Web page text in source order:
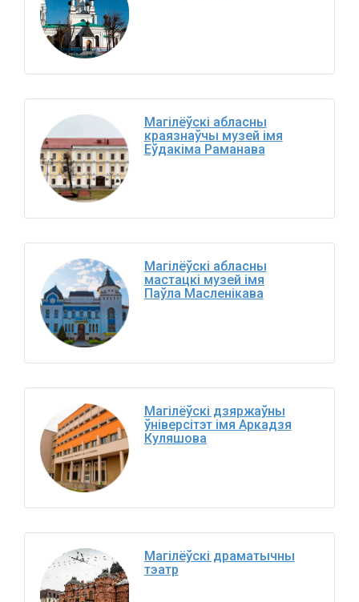
Магілёўскі абласны
краязнаўчы музей імя
Еўдакіма Раманава
Магілёўскі абласны
мастацкі музей імя
Паўла Масленікава
Магілёўскі дзяржаўны
ўніверсітэт імя Аркадзя
Куляшова
Магілёўскі драматычны
тэатр